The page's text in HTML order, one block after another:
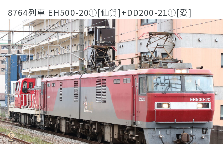
8764列車 EH500-20①[仙貨]+DD200-21①[愛]